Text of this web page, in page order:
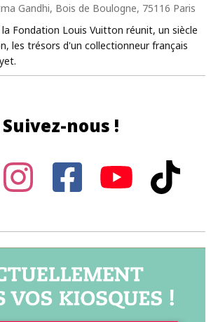
Gandhi, Bois de Boulogne, 75116 Paris
Fondation Louis Vuitton réunit, un siècle
les trésors d'un collectionneur français
Suivez-nous !